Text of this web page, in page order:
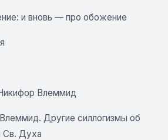
и вновь — про обожение
Влеммид
Другие силлогизмы об
Св. Духа